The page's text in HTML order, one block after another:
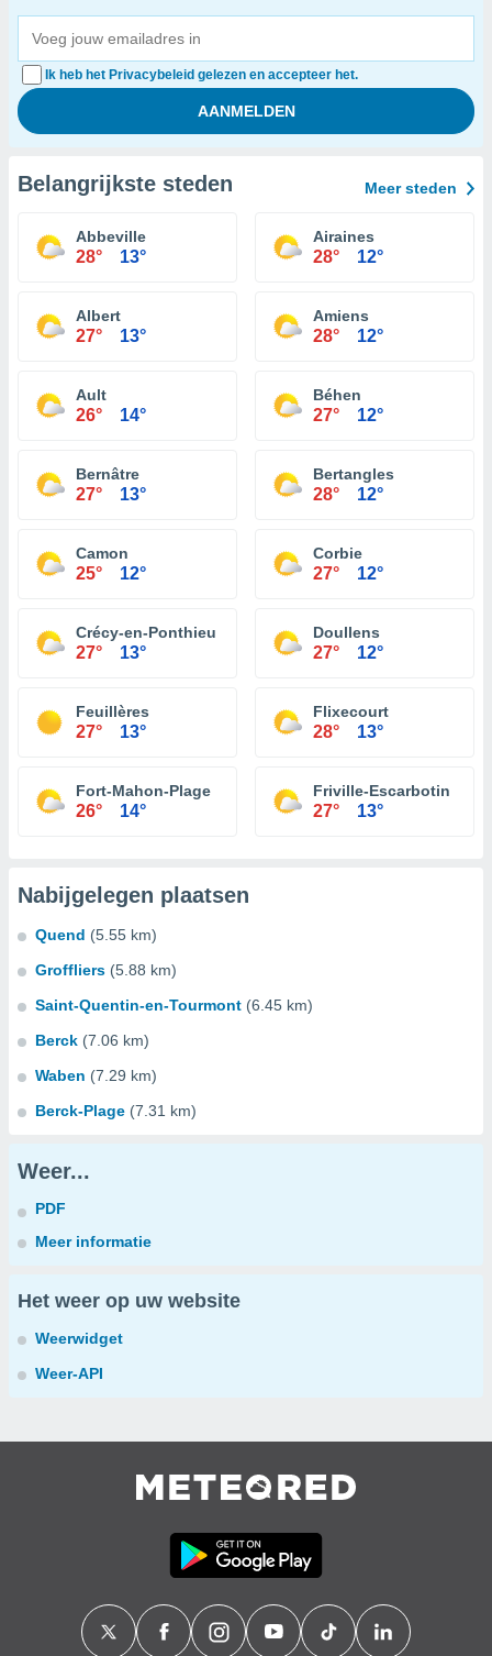
Ik heb het Privacybeleid gelezen en accepteer het.
Belangrijkste steden Meer steden
Abbeville
28° 13°
Airaines
28° 12°
Albert
27° 13°
Amiens
28° 12°
Ault
26° 14°
Béhen
27° 12°
Bernâtre
27° 13°
Bertangles
28° 12°
Camon
25° 12°
Corbie
27° 12°
Crécy-en-Ponthieu
27° 13°
Doullens
27° 12°
Feuillères
27° 13°
Flixecourt
28° 13°
Fort-Mahon-Plage
26° 14°
Friville-Escarbotin
27° 13°
Nabijgelegen plaatsen
Quend (5.55 km)
Groffliers (5.88 km)
Saint-Quentin-en-Tourmont (6.45 km)
Berck (7.06 km)
Waben (7.29 km)
Berck-Plage (7.31 km)
Weer...
PDF
Meer informatie
Het weer op uw website
Weerwidget
Weer-API